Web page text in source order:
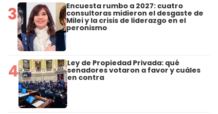
3 Encuesta rumbo a 2027: cuatro
consultoras midieron el desgaste de
Milei y la crisis de liderazgo en el
peronismo
4 Ley de Propiedad Privada: qué
senadores votaron a favor y cuáles
en contra